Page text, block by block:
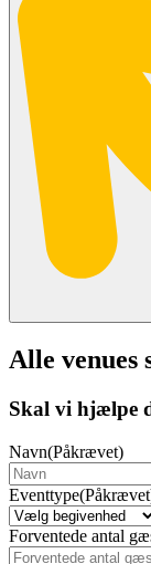
Alle venues
Skal vi hjælpe
Navn(Påkrævet)
Eventtype
Forventede antal